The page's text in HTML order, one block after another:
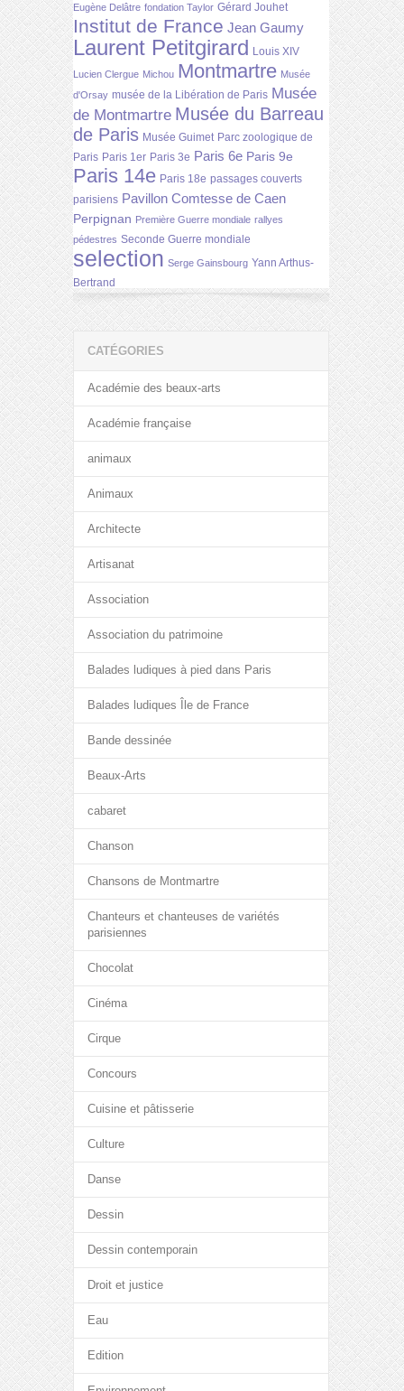
Eugène Delâtre fondation Taylor Gérard Jouhet
Institut de France Jean Gaumy
Laurent Petitgirard Louis XIV
Lucien Clergue Michou Montmartre Musée
d'Orsay musée de la Libération de Paris Musée
de Montmartre Musée du Barreau
de Paris Musée Guimet Parc zoologique de
Paris Paris 1er Paris 3e Paris 6e Paris 9e
Paris 14e Paris 18e passages couverts
parisiens Pavillon Comtesse de Caen
Perpignan Première Guerre mondiale rallyes
pédestres Seconde Guerre mondiale
selection Serge Gainsbourg Yann Arthus-
Bertrand
CATÉGORIES
Académie des beaux-arts
Académie française
animaux
Animaux
Architecte
Artisanat
Association
Association du patrimoine
Balades ludiques à pied dans Paris
Balades ludiques Île de France
Bande dessinée
Beaux-Arts
cabaret
Chanson
Chansons de Montmartre
Chanteurs et chanteuses de variétés
parisiennes
Chocolat
Cinéma
Cirque
Concours
Cuisine et pâtisserie
Culture
Danse
Dessin
Dessin contemporain
Droit et justice
Eau
Edition